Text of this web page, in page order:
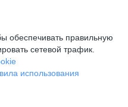
обеспечивать правильную
сетевой трафик.
использования